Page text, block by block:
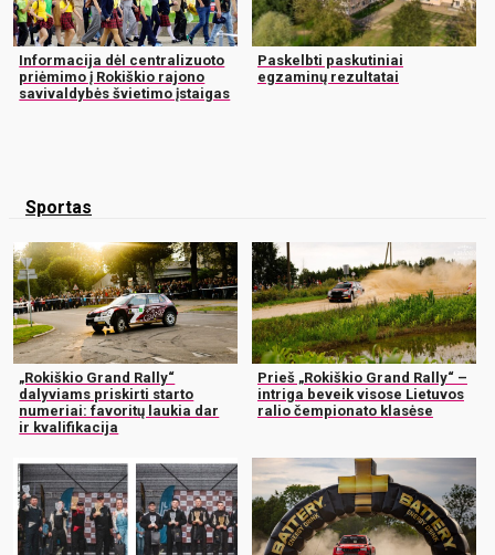
Informacija dėl centralizuoto
priėmimo į Rokiškio rajono
savivaldybės švietimo įstaigas
Paskelbti paskutiniai
egzaminų rezultatai
Sportas
„Rokiškio Grand Rally“
dalyviams priskirti starto
numeriai: favoritų laukia dar
ir kvalifikacija
Prieš „Rokiškio Grand Rally“ –
intriga beveik visose Lietuvos
ralio čempionato klasėse